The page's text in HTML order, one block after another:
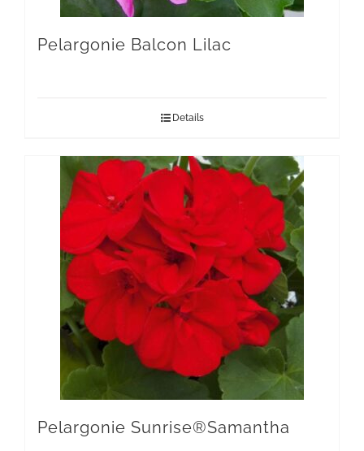
Pelargonie Balcon Lilac
Details
Pelargonie Sunrise®Samantha